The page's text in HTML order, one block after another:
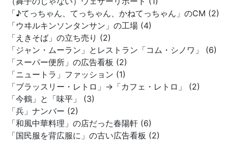
「♪てっちゃん、てっちゃん、かねてっちゃん」のCM (2)
「ウヰルキンソンタンサン」の工場 (4)
「えきそば」の立ち売り (2)
「ジャン・ムーラン」とレストラン「コム・シノワ」 (6)
「スーパー便所」の広告看板 (2)
「ニュートラ」ファッション (1)
「ブラッスリー・レトロ」→「カフェ・レトロ」 (2)
「今鶴」と「味平」 (3)
「兵」ナンバー (2)
「和風中華料理」の店だった春陽軒 (6)
「国民服を背広服に」の古い広告看板 (2)